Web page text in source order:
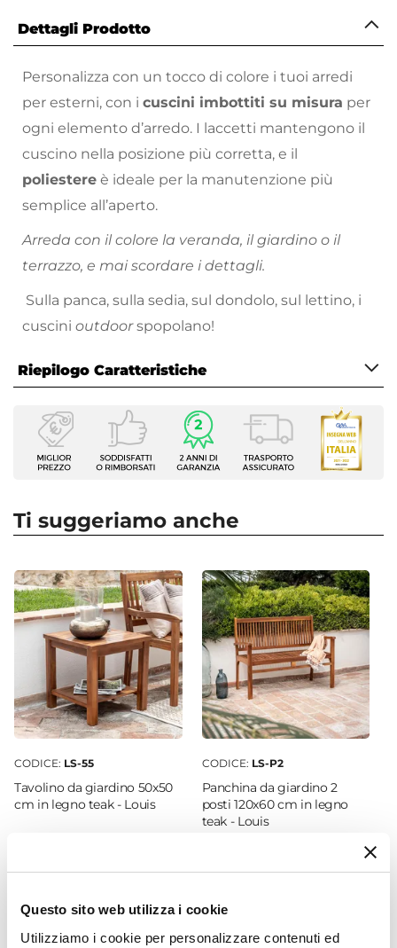
Questo sito web utilizza i cookie
Utilizziamo i cookie per personalizzare contenuti ed
Dettagli Prodotto
Personalizza con un tocco di colore i tuoi arredi
per esterni, con i cuscini imbottiti su misura per
ogni elemento d’arredo. I laccetti mantengono il
cuscino nella posizione più corretta, e il
poliestere è ideale per la manutenzione più
semplice all’aperto.
Arreda con il colore la veranda, il giardino o il
terrazzo, e mai scordare i dettagli.
Sulla panca, sulla sedia, sul dondolo, sul lettino, i
cuscini outdoorspopolano!
Riepilogo Caratteristiche
Caratteristiche
Tipologia
Cuscino per panca
Rettangolare
Dimensioni
Spessore
3 cm
Colore
Fucsia
Trama
Tinta unita
Tessuto
180 g/mq
Materiale Imbottitura
Caratteristiche
Con cerniera|Con laccetti
Ti suggeriamo anche
CODICE: LS-55
Tavolino da giardino 50x50
cm in legno teak - Louis
CODICE: LS-P2
Panchina da giardino 2
posti 120x60 cm in legno
teak - Louis